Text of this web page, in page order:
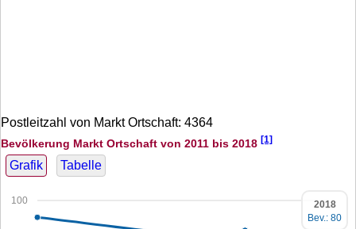
Postleitzahl von Markt Ortschaft: 4364
Bevölkerung Markt Ortschaft von 2011 bis 2018 [1]
Grafik Tabelle
100
2018
Bev.: 80